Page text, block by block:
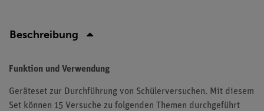
Beschreibung
Funktion und Verwendung
Geräteset zur Durchführung von Schülerversuchen. Mit diesem
Set können 15 Versuche zu folgenden Themen durchgeführt